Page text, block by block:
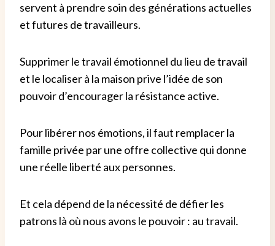
servent à prendre soin des générations actuelles
et futures de travailleurs.
Supprimer le travail émotionnel du lieu de travail
et le localiser à la maison prive l’idée de son
pouvoir d’encourager la résistance active.
Pour libérer nos émotions, il faut remplacer la
famille privée par une offre collective qui donne
une réelle liberté aux personnes.
Et cela dépend de la nécessité de défier les
patrons là où nous avons le pouvoir : au travail.